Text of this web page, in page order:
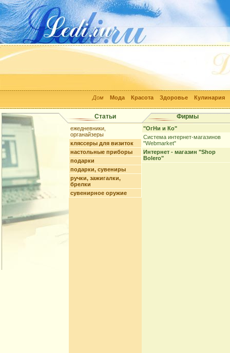
Дом Мода Красота Здоровье Кулинария
Статьи Фирмы
ежедневники,
органайзеры
кляссеры для визиток
настольные приборы
подарки
подарки, сувениры
ручки, зажигалки,
брелки
сувенирное оружие
"ОгНи и Ко"
Система интернет-магазинов
"Webmarket"
Интернет - магазин "Shop
Bolero"